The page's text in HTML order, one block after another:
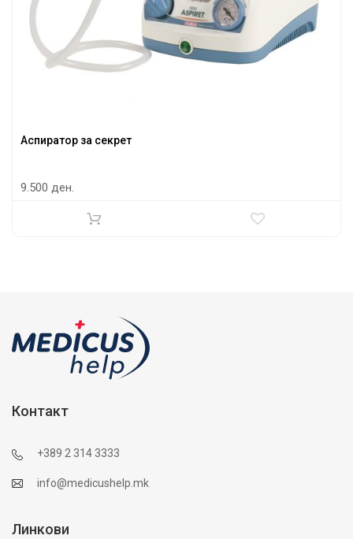
Аспиратор за секрет
9.500 ден.
Контакт
+389 2 314 3333
info@medicushelp.mk
Линкови